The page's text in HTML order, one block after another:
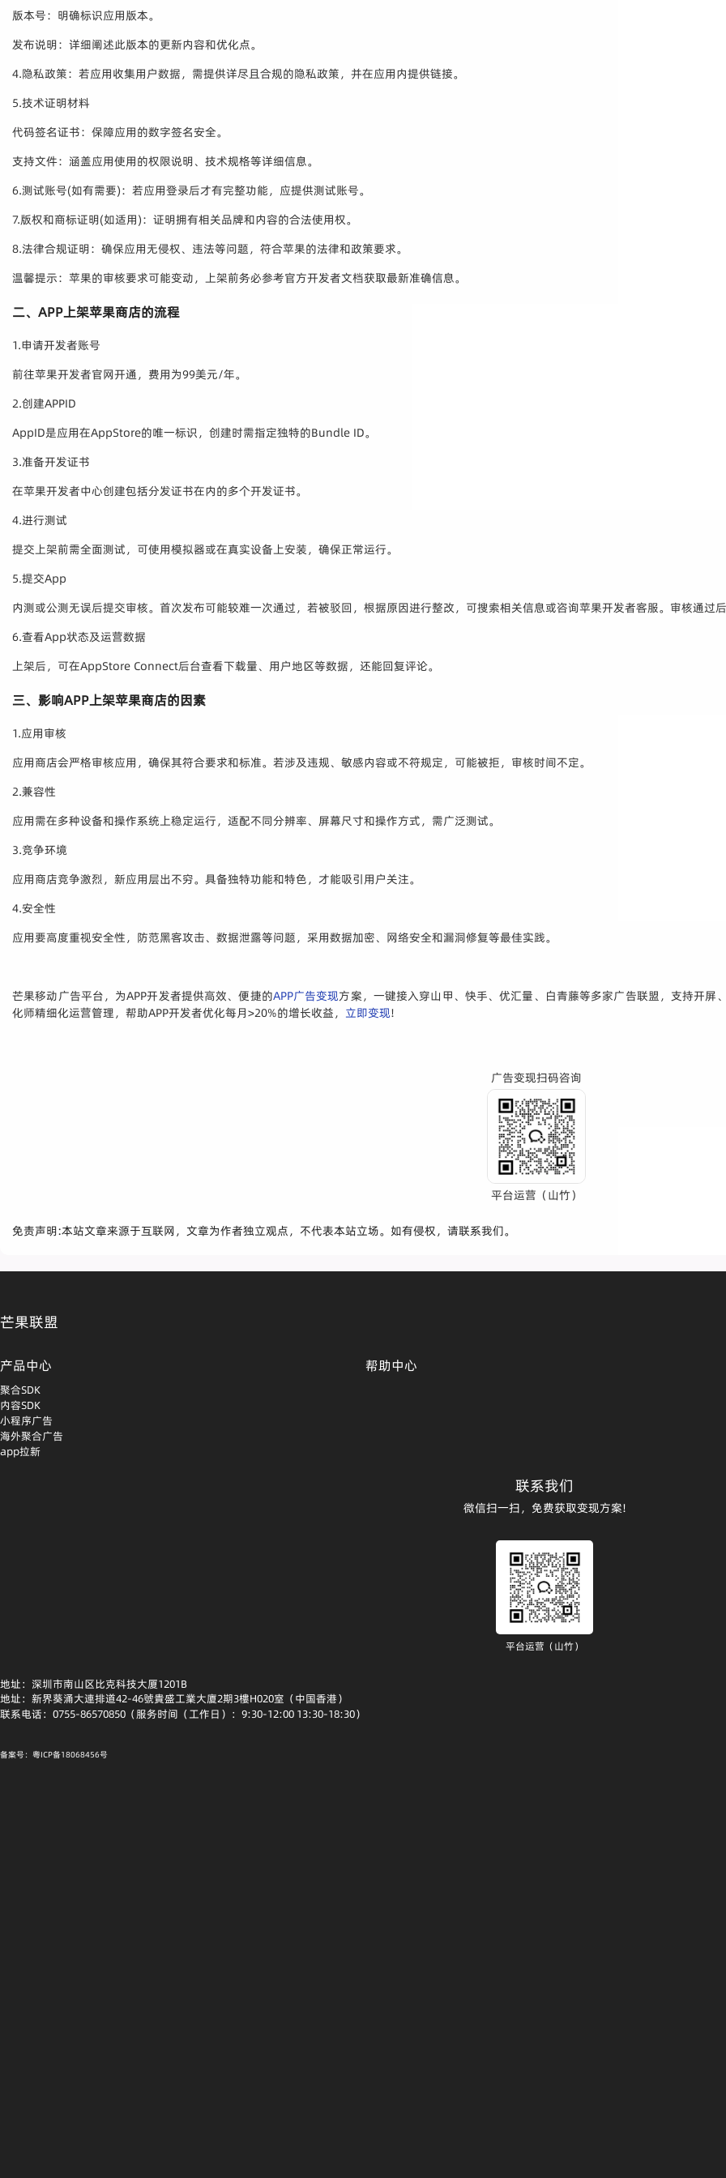
版本号：明确标识应用版本。
发布说明：详细阐述此版本的更新内容和优化点。
4.隐私政策：若应用收集用户数据，需提供详尽且合规的隐私政策，并在应用内提供链接。
5.技术证明材料
代码签名证书：保障应用的数字签名安全。
支持文件：涵盖应用使用的权限说明、技术规格等详细信息。
6.测试账号(如有需要)：若应用登录后才有完整功能，应提供测试账号。
7.版权和商标证明(如适用)：证明拥有相关品牌和内容的合法使用权。
8.法律合规证明：确保应用无侵权、违法等问题，符合苹果的法律和政策要求。
温馨提示：苹果的审核要求可能变动，上架前务必参考官方开发者文档获取最新准确信息。
二、APP上架苹果商店的流程
1.申请开发者账号
前往苹果开发者官网开通，费用为99美元/年。
2.创建APPID
AppID是应用在AppStore的唯一标识，创建时需指定独特的Bundle ID。
3.准备开发证书
在苹果开发者中心创建包括分发证书在内的多个开发证书。
4.进行测试
提交上架前需全面测试，可使用模拟器或在真实设备上安装，确保正常运行。
5.提交App
内测或公测无误后提交审核。首次发布可能较难一次通过，若被驳回，根据原因进行整改，可搜索相关信息或咨询苹果开发者客服。审核通过
6.查看App状态及运营数据
上架后，可在AppStore Connect后台查看下载量、用户地区等数据，还能回复评论。
三、影响APP上架苹果商店的因素
1.应用审核
应用商店会严格审核应用，确保其符合要求和标准。若涉及违规、敏感内容或不符规定，可能被拒，审核时间不定。
2.兼容性
应用需在多种设备和操作系统上稳定运行，适配不同分辨率、屏幕尺寸和操作方式，需广泛测试。
3.竞争环境
应用商店竞争激烈，新应用层出不穷。具备独特功能和特色，才能吸引用户关注。
4.安全性
应用要高度重视安全性，防范黑客攻击、数据泄露等问题，采用数据加密、网络安全和漏洞修复等最佳实践。
芒果移动广告平台，为APP开发者提供高效、便捷的APP广告变现方案，一键接入穿山甲、快手、优汇量、白青藤等多家广告联盟，支持开
化师精细化运营管理，帮助APP开发者优化每月>20%的增长收益， 立即变现!
广告变现扫码咨询
平台运营（山竹）
免责声明:本站文章来源于互联网，文章为作者独立观点，不代表本站立场。如有侵权，请联系我们。
芒果联盟
产品中心
聚合SDK
内容SDK
小程序广告
海外聚合广告
app拉新
帮助中心
联系我们
微信扫一扫，免费获取变现方案!
平台运营（山竹）
地址：深圳市南山区比克科技大厦1201B
地址：新界葵涌大連排道42-46號貴盛工業大廈2期3樓H020室（中国香港）
联系电话：0755-86570850（服务时间（工作日）：9:30-12:00 13:30-18:30）
备案号：粤ICP备18068456号